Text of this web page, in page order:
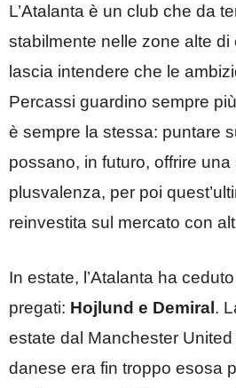
L’Atalanta è un club che da
stabilmente nelle zone alte di
lascia intendere che le
Percassi guardino sempre
è sempre la stessa: puntare
possano, in futuro, offrire
plusvalenza, per poi
reinvestita sul mercato con
In estate, l’Atalanta ha
pregati: Hojlund e Demiral .
estate dal Manchester United
danese era fin troppo esosa